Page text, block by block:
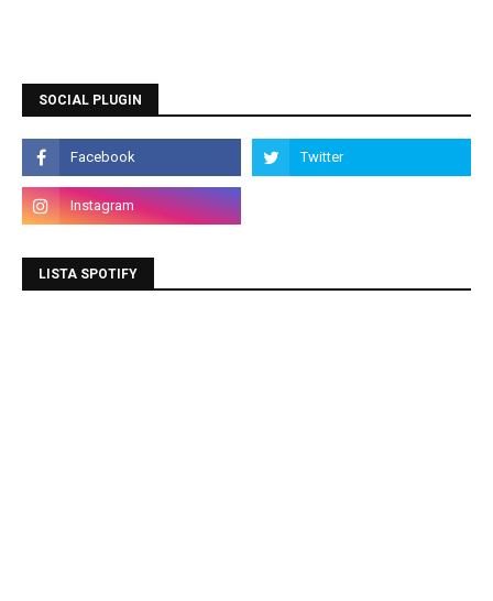
SOCIAL PLUGIN
LISTA SPOTIFY